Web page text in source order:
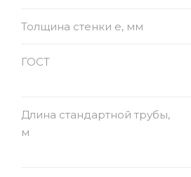
Толщина стенки e, мм
ГОСТ
Длина стандартной трубы,
м